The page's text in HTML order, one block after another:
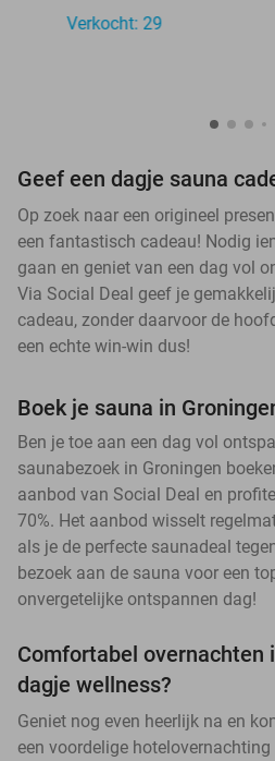
Verkocht: 29
Geef een dagje sauna
Op zoek naar een origineel
een fantastisch cadeau! Nodig
gaan en geniet van een dag vol
Via Social Deal geef je
cadeau, zonder daarvoor de
een echte win-win dus!
Boek je sauna in
Ben je toe aan een dag vol
saunabezoek in Groningen
aanbod van Social Deal en
70%. Het aanbod wisselt
als je de perfecte saunadeal
bezoek aan de sauna voor een
onvergetelijke ontspannen dag!
Comfortabel overnachten
dagje wellness?
Geniet nog even heerlijk na en
een voordelige